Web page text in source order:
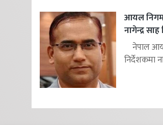
आयल
नागेन्द्र
नेपाल
निर्देशकमा